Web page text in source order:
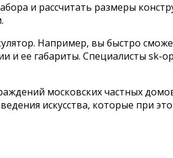
и рассчитать размеры
Например, вы быстро
и ее габариты. Специалисты sk-
московских частных
искусства, которые при